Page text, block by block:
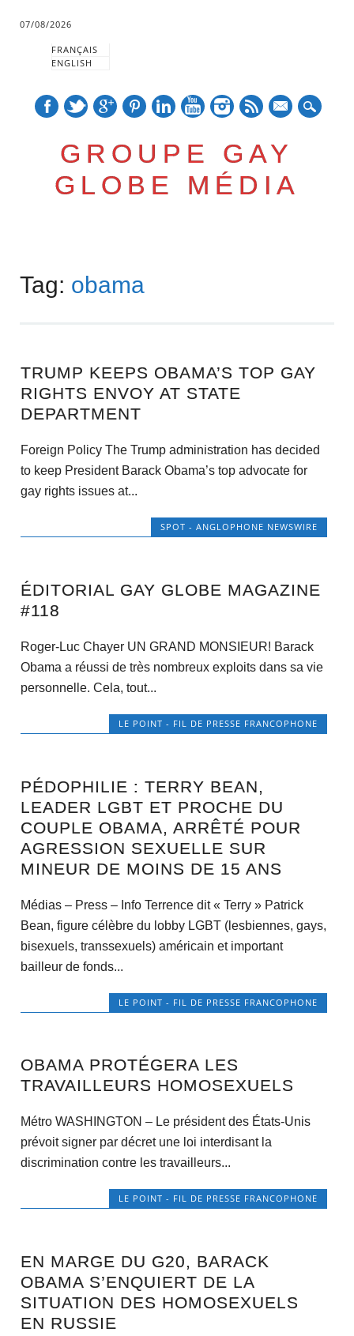
07/08/2026
FRANÇAIS
ENGLISH
GROUPE GAY
GLOBE MÉDIA
Main menu
content
Tag: obama
TRUMP KEEPS OBAMA’S TOP GAY
RIGHTS ENVOY AT STATE
DEPARTMENT
Foreign Policy The Trump administration has decided
to keep President Barack Obama’s top advocate for
gay rights issues at...
SPOT - ANGLOPHONE NEWSWIRE
ÉDITORIAL GAY GLOBE MAGAZINE
#118
Roger-Luc Chayer UN GRAND MONSIEUR! Barack
Obama a réussi de très nombreux exploits dans sa vie
personnelle. Cela, tout...
LE POINT - FIL DE PRESSE FRANCOPHONE
PÉDOPHILIE : TERRY BEAN,
LEADER LGBT ET PROCHE DU
COUPLE OBAMA, ARRÊTÉ POUR
AGRESSION SEXUELLE SUR
MINEUR DE MOINS DE 15 ANS
Médias – Press – Info Terrence dit « Terry » Patrick
Bean, figure célèbre du lobby LGBT (lesbiennes, gays,
bisexuels, transsexuels) américain et important
bailleur de fonds...
LE POINT - FIL DE PRESSE FRANCOPHONE
OBAMA PROTÉGERA LES
TRAVAILLEURS HOMOSEXUELS
Métro WASHINGTON – Le président des États-Unis
prévoit signer par décret une loi interdisant la
discrimination contre les travailleurs...
LE POINT - FIL DE PRESSE FRANCOPHONE
EN MARGE DU G20, BARACK
OBAMA S’ENQUIERT DE LA
SITUATION DES HOMOSEXUELS
EN RUSSIE